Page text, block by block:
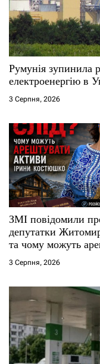
Румунія зупинила
електроенергію в
3 Серпня, 2026
ЗМІ повідомили
депутатки
та чому можуть
3 Серпня, 2026